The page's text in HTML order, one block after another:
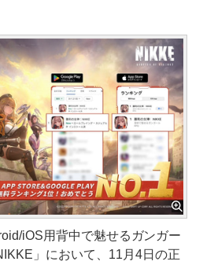
iOS用背中で魅せるガンガー
」において、11月4日の正